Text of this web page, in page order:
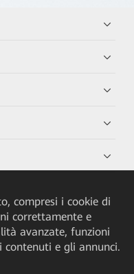
compresi i cookie di
correttamente e
avanzate, funzioni
contenuti e gli annunci.